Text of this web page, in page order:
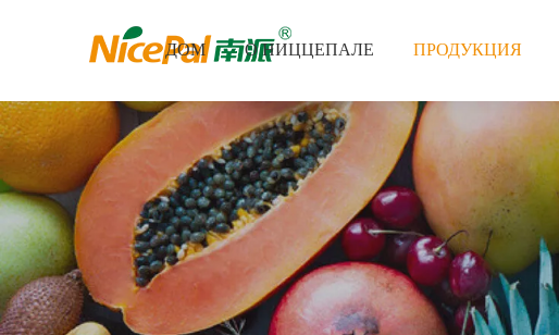
ДОМ О НИЦЦЕПАЛЕ ПРОДУКЦИЯ